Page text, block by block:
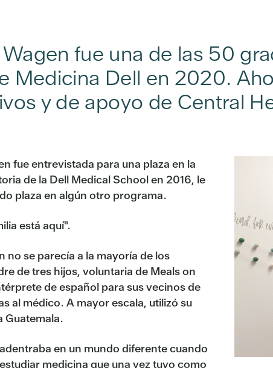
fue una de las 50
Medicina Dell en 2020.
y de apoyo de Central
fue entrevistada para una plaza en la
de la Dell Medical School en 2016, le
plaza en algún otro programa.
está aquí".
no se parecía a la mayoría de los
de tres hijos, voluntaria de Meals on
de español para sus vecinos de
al médico. A mayor escala, utilizó su
Guatemala.
en un mundo diferente cuando
medicina que una vez tuvo como